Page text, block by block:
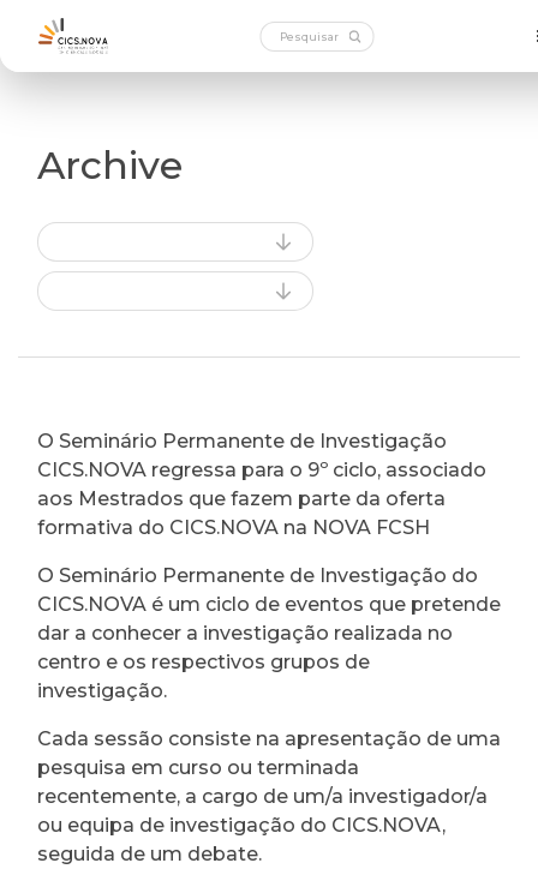
Archive
O Seminário Permanente de Investigação
CICS.NOVA regressa para o 9º ciclo, associado
aos Mestrados que fazem parte da oferta
formativa do CICS.NOVA na NOVA FCSH
O Seminário Permanente de Investigação do
CICS.NOVA é um ciclo de eventos que pretende
dar a conhecer a investigação realizada no
centro e os respectivos grupos de
investigação.
Cada sessão consiste na apresentação de uma
pesquisa em curso ou terminada
recentemente, a cargo de um/a investigador/a
ou equipa de investigação do CICS.NOVA,
seguida de um debate.